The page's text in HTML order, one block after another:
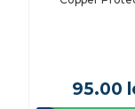
95.00